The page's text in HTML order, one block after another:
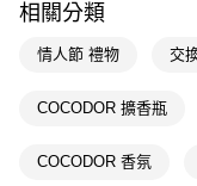
相關說明
【關於「AFTEE先享後付
１．簡單：不需註冊會員
３．安心：先確認商品／
每筆NT$100，滿
相關分類
情人節 禮物 交
COCODOR 擴香瓶
COCODOR 香氛